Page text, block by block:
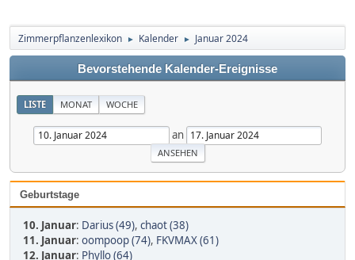
Zimmerpflanzenlexikon ► Kalender ► Januar 2024
Bevorstehende Kalender-Ereignisse
LISTE MONAT WOCHE
an
Geburtstage
10. Januar: Darius (49), chaot (38)
11. Januar: oompoop (74), FKVMAX (61)
12. Januar: Phyllo (64)